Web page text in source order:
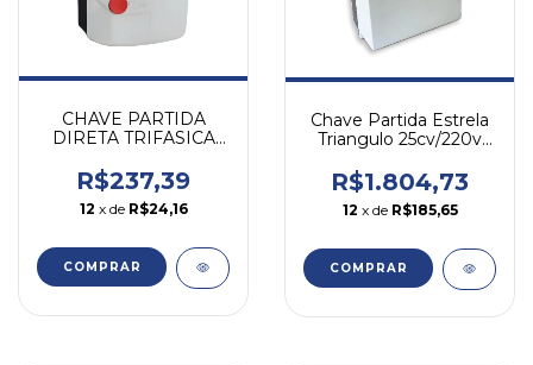
CHAVE PARTIDA
DIRETA TRIFASICA
WEG PDW04-7,5V40
R$237,39
12 x de R$24,16
COMPRAR
Chave Partida Estrela
Triangulo 25cv/220v
R$1.804,73
12 x de R$185,65
COMPRAR